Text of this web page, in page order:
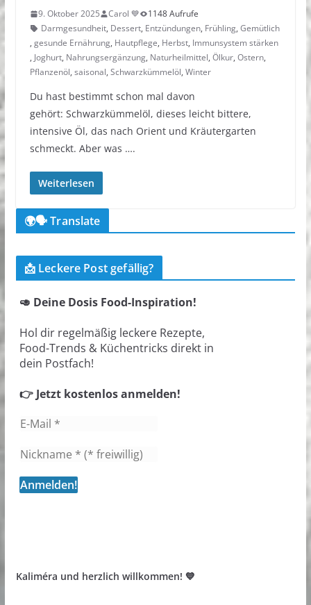
9. Oktober 2025 Carol 💙
1148 Aufrufe
Darmgesundheit, Dessert, Entzündungen, Frühling, Gemütlich
, gesunde Ernährung, Hautpflege, Herbst, Immunsystem stärken
, Joghurt, Nahrungsergänzung, Naturheilmittel, Ölkur, Ostern,
Pflanzenöl, saisonal, Schwarzkümmelöl, Winter
Du hast bestimmt schon mal davon
gehört: Schwarzkümmelöl, dieses leicht bittere,
intensive Öl, das nach Orient und Kräutergarten
schmeckt. Aber was ….
Weiterlesen
🌍🗣️ Translate
📩 Leckere Post gefällig?
🥑 Deine Dosis Food-Inspiration!
Hol dir regelmäßig leckere Rezepte,
Food-Trends & Küchentricks direkt in
dein Postfach!
👉 Jetzt kostenlos anmelden!
Kaliméra und herzlich willkommen! 💙